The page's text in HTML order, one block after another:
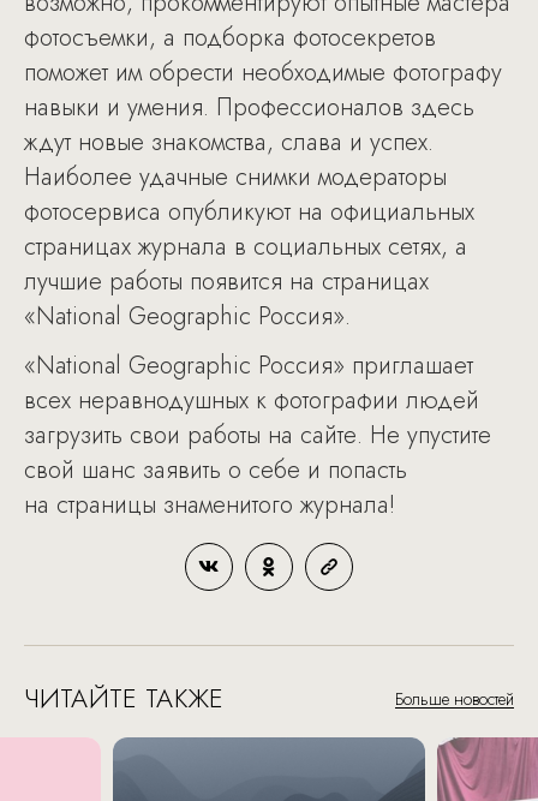
фотосъемки, а подборка фотосекретов
поможет им обрести необходимые фотографу
навыки и умения. Профессионалов здесь
ждут новые знакомства, слава и успех.
Наиболее удачные снимки модераторы
фотосервиса опубликуют на официальных
страницах журнала в социальных сетях, а
лучшие работы появится на страницах
«National Geographic Россия».
«National Geographic Россия» приглашает
всех неравнодушных к фотографии людей
загрузить свои работы на сайте. Не упустите
свой шанс заявить о себе и попасть
на страницы знаменитого журнала!
ЧИТАЙТЕ ТАКЖЕ Больше новостей